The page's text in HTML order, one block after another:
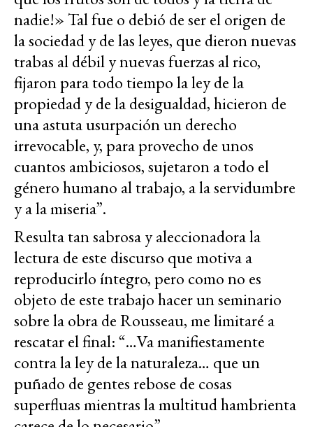
nadie!» Tal fue o debió de ser el origen de
la sociedad y de las leyes, que dieron nuevas
trabas al débil y nuevas fuerzas al rico,
fijaron para todo tiempo la ley de la
propiedad y de la desigualdad, hicieron de
una astuta usurpación un derecho
irrevocable, y, para provecho de unos
cuantos ambiciosos, sujetaron a todo el
género humano al trabajo, a la servidumbre
y a la miseria”.
Resulta tan sabrosa y aleccionadora la
lectura de este discurso que motiva a
reproducirlo íntegro, pero como no es
objeto de este trabajo hacer un seminario
sobre la obra de Rousseau, me limitaré a
rescatar el final: “…Va manifiestamente
contra la ley de la naturaleza… que un
puñado de gentes rebose de cosas
superfluas mientras la multitud hambrienta